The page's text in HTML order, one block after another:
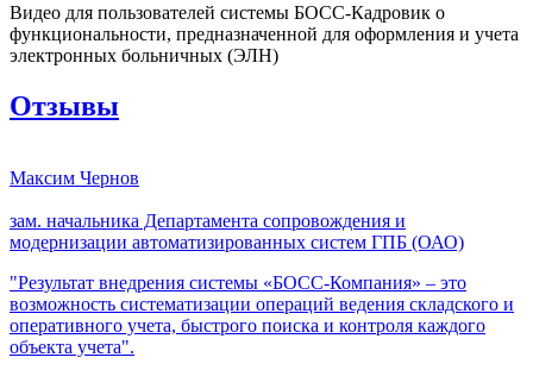
Видео для пользователей системы БОСС-Кадровик о
функциональности, предназначенной для оформления и учета
электронных больничных (ЭЛН)
Отзывы
Максим Чернов
зам. начальника Департамента сопровождения и
модернизации автоматизированных систем ГПБ (ОАО)
"Результат внедрения системы «БОСС-Компания» – это
возможность систематизации операций ведения складского и
оперативного учета, быстрого поиска и контроля каждого
объекта учета".